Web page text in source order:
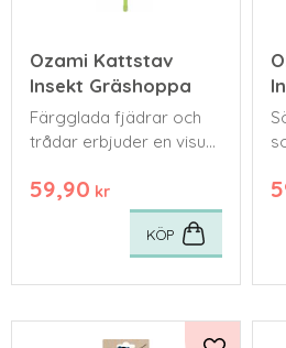
Ozami Kattstav
Insekt Gräshoppa
Färgglada fjädrar och
trådar erbjuder en visuell
kattens uppmärksamhet.
59,90 kr
KÖP